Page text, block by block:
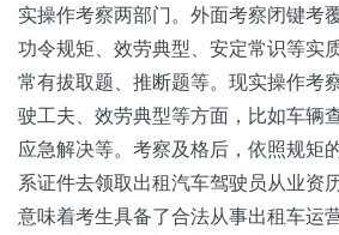
实操作考察两部门。外面考察闭键考
功令规矩、效劳典型、安定常识等实
常有拔取题、推断题等。现实操作考
驶工夫、效劳典型等方面，比如车辆
应急解决等。考察及格后，依照规矩
系证件去领取出租汽车驾驶员从业资
意味着考生具备了合法从事出租车运